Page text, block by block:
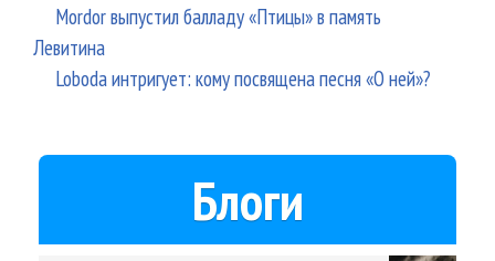
Mordor выпустил балладу «Птицы» в память
Левитина
Loboda интригует: кому посвящена песня «О ней»?
Блоги